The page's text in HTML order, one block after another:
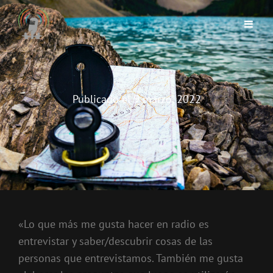
Publicado el9 marzo, 2022
«Lo que más me gusta hacer en radio es
entrevistar y saber/descubrir cosas de las
personas que entrevistamos. También me gusta